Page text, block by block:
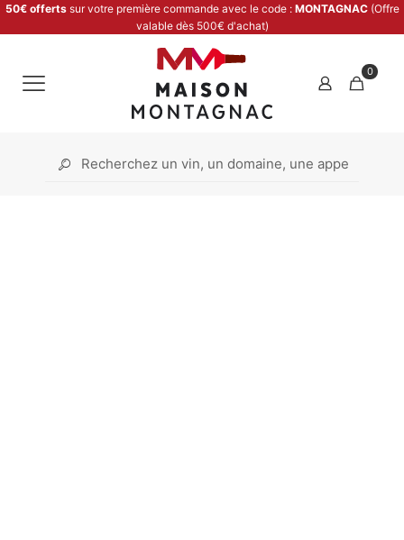
50€ offertssur votre première commande avec le code : MONTAGNAC (Offre
valable dès 500€ d'achat)
0